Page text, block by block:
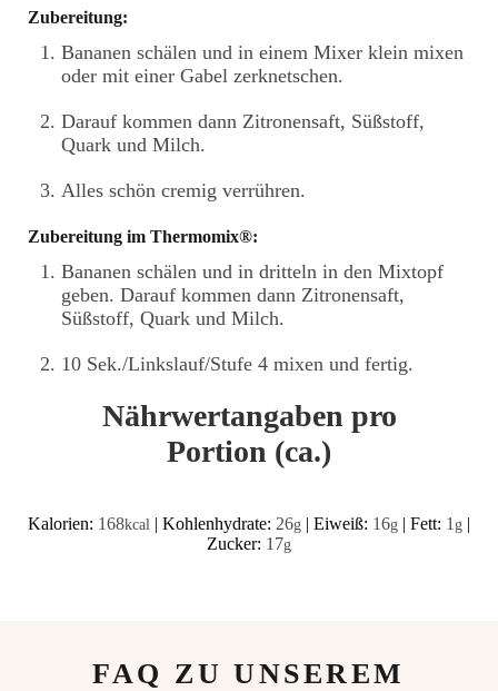
Zubereitung:
Bananen schälen und in einem Mixer klein mixen
oder mit einer Gabel zerknetschen.
Darauf kommen dann Zitronensaft, Süßstoff,
Quark und Milch.
Alles schön cremig verrühren.
Zubereitung im Thermomix®:
Bananen schälen und in dritteln in den Mixtopf
geben. Darauf kommen dann Zitronensaft,
Süßstoff, Quark und Milch.
10 Sek./Linkslauf/Stufe 4 mixen und fertig.
Nährwertangaben pro
Portion (ca.)
Kalorien: 168kcal | Kohlenhydrate: 26g | Eiweiß: 16g | Fett: 1 g |
Zucker: 17g
FAQ ZU UNSEREM